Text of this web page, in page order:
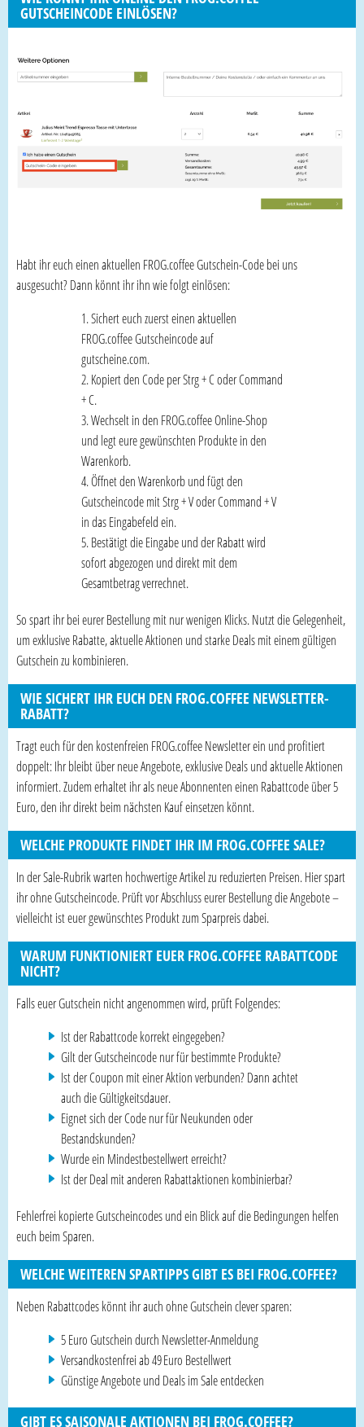
GUTSCHEINCODE EINLÖSEN?
Habt ihr euch einen aktuellen FROG.coffee Gutschein-Code bei uns
ausgesucht? Dann könnt ihr ihn wie folgt einlösen:
Sichert euch zuerst einen aktuellen
FROG.coffee Gutscheincode auf
gutscheine.com.
Kopiert den Code per Strg + C oder Command
+ C.
Wechselt in den FROG.coffee Online-Shop
und legt eure gewünschten Produkte in den
Warenkorb.
Öffnet den Warenkorb und fügt den
Gutscheincode mit Strg + V oder Command + V
in das Eingabefeld ein.
Bestätigt die Eingabe und der Rabatt wird
sofort abgezogen und direkt mit dem
Gesamtbetrag verrechnet.
So spart ihr bei eurer Bestellung mit nur wenigen Klicks. Nutzt die Gelegenheit,
um exklusive Rabatte, aktuelle Aktionen und starke Deals mit einem gültigen
Gutschein zu kombinieren.
WIE SICHERT IHR EUCH DEN FROG.COFFEE NEWSLETTER-
RABATT?
Tragt euch für den kostenfreien FROG.coffee Newsletter ein und profitiert
doppelt: Ihr bleibt über neue Angebote, exklusive Deals und aktuelle Aktionen
informiert. Zudem erhaltet ihr als neue Abonnenten einen Rabattcode über 5
Euro, den ihr direkt beim nächsten Kauf einsetzen könnt.
WELCHE PRODUKTE FINDET IHR IM FROG.COFFEE SALE?
In der Sale-Rubrik warten hochwertige Artikel zu reduzierten Preisen. Hier spart
ihr ohne Gutscheincode. Prüft vor Abschluss eurer Bestellung die Angebote –
vielleicht ist euer gewünschtes Produkt zum Sparpreis dabei.
WARUM FUNKTIONIERT EUER FROG.COFFEE RABATTCODE
NICHT?
Falls euer Gutschein nicht angenommen wird, prüft Folgendes:
Ist der Rabattcode korrekt eingegeben?
Gilt der Gutscheincode nur für bestimmte Produkte?
Ist der Coupon mit einer Aktion verbunden? Dann achtet
auch die Gültigkeitsdauer.
Eignet sich der Code nur für Neukunden oder
Bestandskunden?
Wurde ein Mindestbestellwert erreicht?
Ist der Deal mit anderen Rabattaktionen kombinierbar?
Fehlerfrei kopierte Gutscheincodes und ein Blick auf die Bedingungen helfen
euch beim Sparen.
WELCHE WEITEREN SPARTIPPS GIBT ES BEI FROG.COFFEE?
Neben Rabattcodes könnt ihr auch ohne Gutschein clever sparen:
5 Euro Gutschein durch Newsletter-Anmeldung
Versandkostenfrei ab 49 Euro Bestellwert
Günstige Angebote und Deals im Sale entdecken
GIBT ES SAISONALE AKTIONEN BEI FROG.COFFEE?